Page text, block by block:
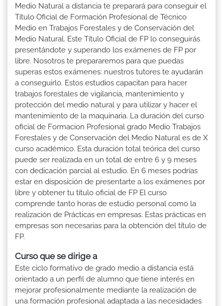
Medio Natural a distancia te preparará para conseguir el
Título Oficial de Formación Profesional de Técnico
Medio en Trabajos Forestales y de Conservación del
Medio Natural. Este Título Oficial de FP lo conseguirás
presentándote y superando los exámenes de FP por
libre. Nosotros te prepararemos para que puedas
superas estos exámenes: nuestros tutores te ayudarán
a conseguirlo. Estos estudios capacitan para hacer
trabajos forestales de vigilancia, mantenimiento y
protección del medio natural y para utilizar y hacer el
mantenimiento de la maquinaria. La duración del curso
oficial de Formacion Profesional grado Medio Trabajos
Forestales y de Conservación del Medio Natural es de X
curso académico. Esta duración total teórica del curso
puede ser realizada en un total de entre 6 y 9 meses
con dedicación parcial al estudio. En 6 meses podrías
estar en disposición de presentarte a los exámenes por
libre y obtener tu título oficial de FP El curso
comprende tanto horas de estudio personal como la
realización de Prácticas en empresas. Estas prácticas en
empresas son necesarias para la obtención del título de
FP.
Curso que se dirige a
Este ciclo formativo de grado medio a distancia está
orientado a un perfil de alumno que tiene interés en
mejorar profesionalmente mediante la realización de
una formación profesional adaptada a las necesidades